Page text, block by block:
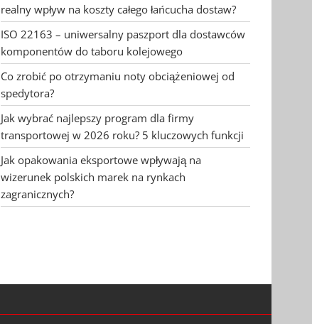
realny wpływ na koszty całego łańcucha dostaw?
ISO 22163 – uniwersalny paszport dla dostawców
komponentów do taboru kolejowego
Co zrobić po otrzymaniu noty obciążeniowej od
spedytora?
Jak wybrać najlepszy program dla firmy
transportowej w 2026 roku? 5 kluczowych funkcji
Jak opakowania eksportowe wpływają na
wizerunek polskich marek na rynkach
zagranicznych?